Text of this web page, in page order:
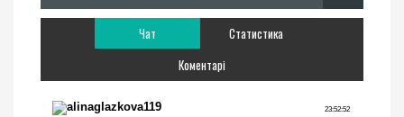
Чат
Статистика
Коментарі